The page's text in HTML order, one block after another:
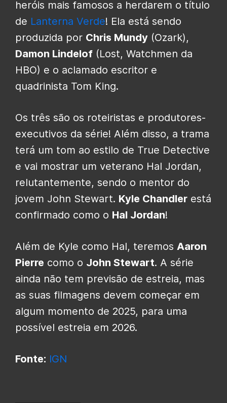
heróis mais famosos a herdarem o título
de Lanterna Verde! Ela está sendo
produzida por Chris Mundy (Ozark),
Damon Lindelof (Lost, Watchmen da
HBO) e o aclamado escritor e
quadrinista Tom King.
Os três são os roteiristas e produtores-
executivos da série! Além disso, a trama
terá um tom ao estilo de True Detective
e vai mostrar um veterano Hal Jordan,
relutantemente, sendo o mentor do
jovem John Stewart. Kyle Chandler está
confirmado como o Hal Jordan!
Além de Kyle como Hal, teremos Aaron
Pierre como o John Stewart. A série
ainda não tem previsão de estreia, mas
as suas filmagens devem começar em
algum momento de 2025, para uma
possível estreia em 2026.
Fonte: IGN